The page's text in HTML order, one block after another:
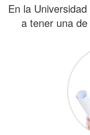
En la
a tener una